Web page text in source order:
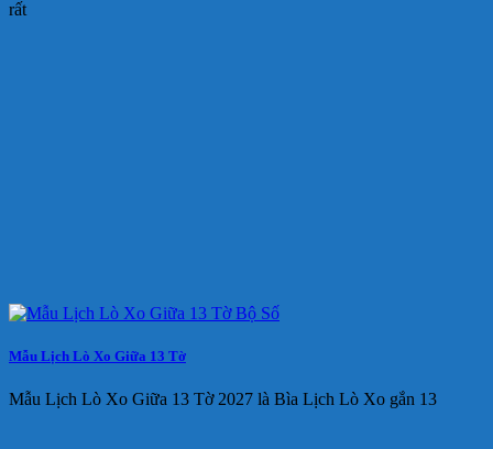
rất
Mẫu Lịch Lò Xo Giữa 13 Tờ
Mẫu Lịch Lò Xo Giữa 13 Tờ 2027 là Bìa Lịch Lò Xo gắn 13